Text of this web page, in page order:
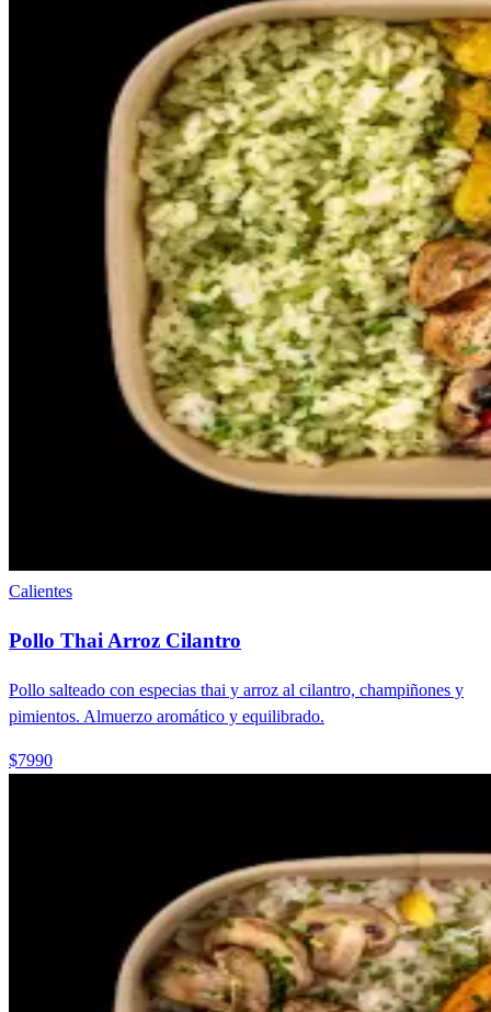
Calientes
Pollo Thai Arroz Cilantro
Pollo salteado con especias thai y arroz al cilantro, champiñones y
pimientos. Almuerzo aromático y equilibrado.
$7990